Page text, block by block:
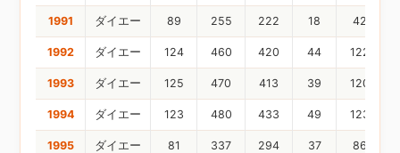
1991 ダイエー 89 255 222 18 42
1992 ダイエー 124 460 420 44 122
1993 ダイエー 125 470 413 39 120
1994 ダイエー 123 480 433 49 123
1995 ダイエー 81 337 294 37 86